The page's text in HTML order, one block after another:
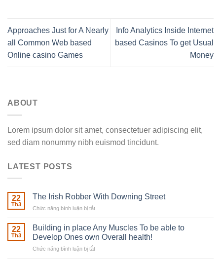
Approaches Just for A Nearly
all Common Web based
Online casino Games
Info Analytics Inside Internet
based Casinos To get Usual
Money
ABOUT
Lorem ipsum dolor sit amet, consectetuer adipiscing elit,
sed diam nonummy nibh euismod tincidunt.
LATEST POSTS
22
Th3
The Irish Robber With Downing Street
Chức năng bình luận bị tắt
Irish
Robber
22
Th3
Building in place Any Muscles To be able to
Develop Ones own Overall health!
Chức năng bình luận bị tắt